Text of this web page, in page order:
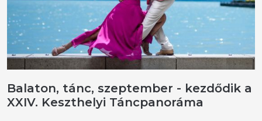
Balaton, tánc, szeptember - kezdődik a
XXIV. Keszthelyi Táncpanoráma